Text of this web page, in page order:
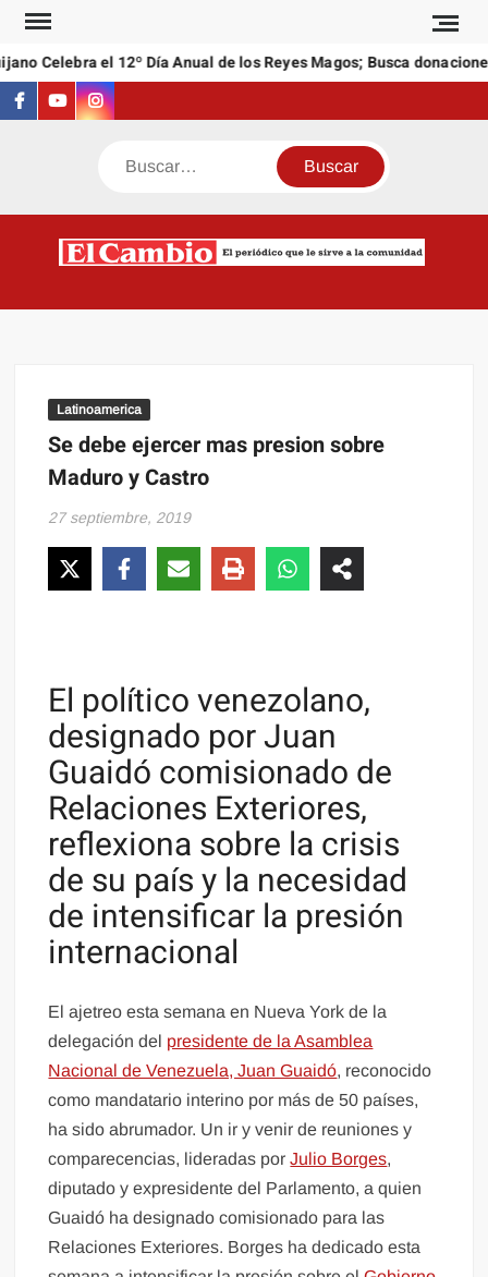
Saltar
contenido
Celebra el 12º Día Anual de los Reyes Magos; Busca
Facebook
YoutubeInstagram
Buscar
Latinoamerica
Se debe ejercer mas presion sobre
Maduro y Castro
27 septiembre, 2019
El político venezolano,
designado por Juan
Guaidó comisionado de
Relaciones Exteriores,
reflexiona sobre la crisis
de su país y la necesidad
de intensificar la presión
internacional
El ajetreo esta semana en Nueva York de la
delegación del presidente de la Asamblea
Nacional de Venezuela, Juan Guaidó, reconocido
como mandatario interino por más de 50 países,
ha sido abrumador. Un ir y venir de reuniones y
comparecencias, lideradas porJulio Borges,
diputado y expresidente del Parlamento, a quien
Guaidó ha designado comisionado para las
Relaciones Exteriores. Borges ha dedicado esta